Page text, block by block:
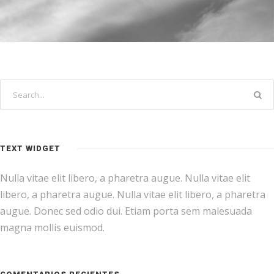
TEXT WIDGET
Nulla vitae elit libero, a pharetra augue. Nulla vitae elit
libero, a pharetra augue. Nulla vitae elit libero, a pharetra
augue. Donec sed odio dui. Etiam porta sem malesuada
magna mollis euismod.